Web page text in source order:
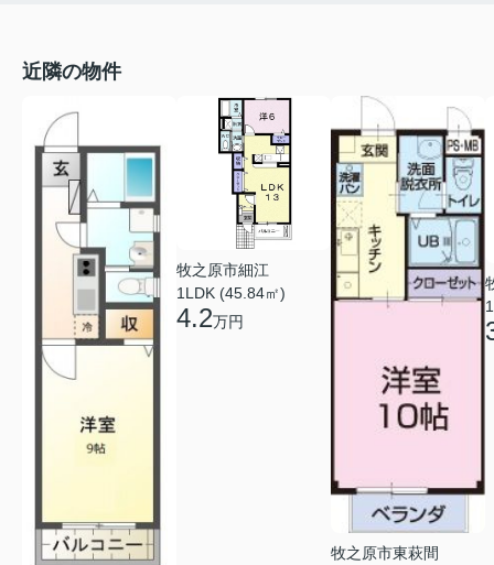
近隣の物件
牧之原市細江
1LDK (45.84㎡)
4.2万円
牧之原市東萩間